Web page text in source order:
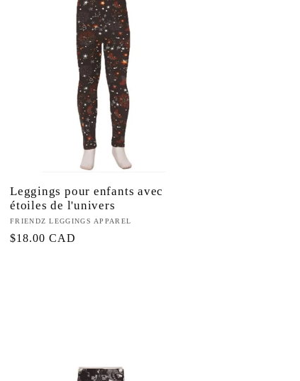
Leggings pour enfants avec
étoiles de l'univers
Fournisseur :
FRIENDZ LEGGINGS APPAREL
Prix
$18.00 CAD